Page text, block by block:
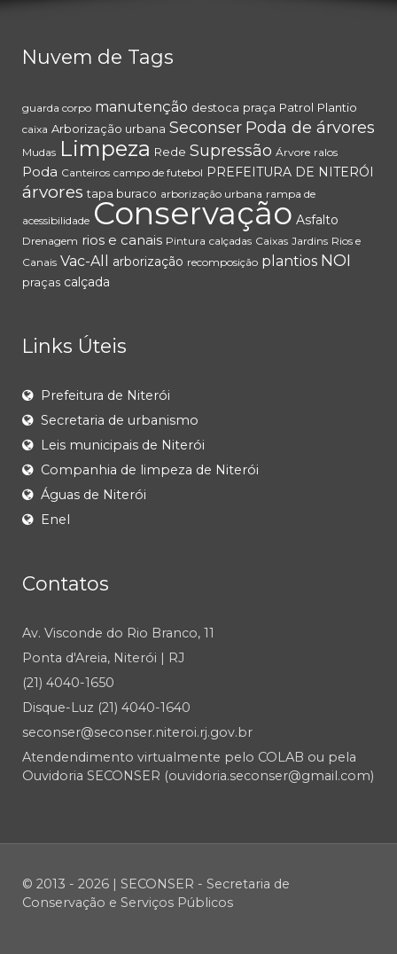
Nuvem de Tags
guarda corpo manutenção destoca praça Patrol Plantio
caixa Arborização urbana Seconser Poda de árvores
Mudas Limpeza Rede Supressão Árvore ralos
Poda Canteiros campo de futebol PREFEITURA DE NITERÓI
árvores tapa buraco arborização urbana rampa de
acessibilidade Conservação Asfalto
Drenagem rios e canais Pintura calçadas Caixas Jardins Rios e
Canais Vac-All arborização recomposição plantios NOI
praças calçada
Links Úteis
Prefeitura de Niterói
Secretaria de urbanismo
Leis municipais de Niterói
Companhia de limpeza de Niterói
Águas de Niterói
Enel
Contatos
Av. Visconde do Rio Branco, 11
Ponta d'Areia, Niterói | RJ
(21) 4040-1650
Disque-Luz (21) 4040-1640
seconser@seconser.niteroi.rj.gov.br
Atendendimento virtualmente pelo COLAB ou pela
Ouvidoria SECONSER (ouvidoria.seconser@gmail.com)
© 2013 - 2026 | SECONSER - Secretaria de
Conservação e Serviços Públicos